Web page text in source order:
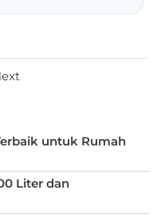
untuk Rumah
Liter dan